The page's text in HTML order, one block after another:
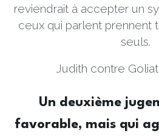
reviendrait à accepter un
ceux qui parlent prennent
seuls.
Judith contre
Un deuxième
favorable, mais qui